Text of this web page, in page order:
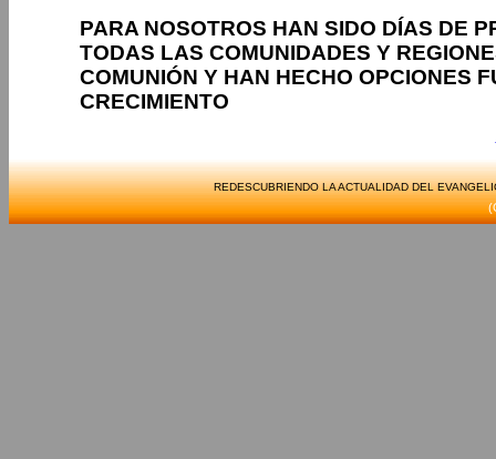
PARA NOSOTROS HAN SIDO DÍAS DE
TODAS LAS COMUNIDADES Y
COMUNIÓN Y HAN HECHO OPCIONES
CRECIMIENTO